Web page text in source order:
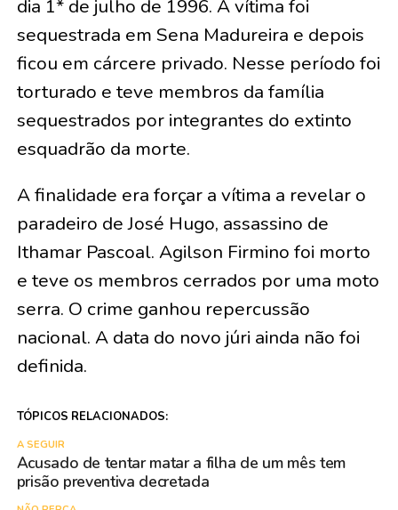
dia 1* de julho de 1996. A vítima foi
sequestrada em Sena Madureira e depois
ficou em cárcere privado. Nesse período foi
torturado e teve membros da família
sequestrados por integrantes do extinto
esquadrão da morte.
A finalidade era forçar a vítima a revelar o
paradeiro de José Hugo, assassino de
Ithamar Pascoal. Agilson Firmino foi morto
e teve os membros cerrados por uma moto
serra. O crime ganhou repercussão
nacional. A data do novo júri ainda não foi
definida.
TÓPICOS RELACIONADOS:
A SEGUIR
Acusado de tentar matar a filha de um mês tem
prisão preventiva decretada